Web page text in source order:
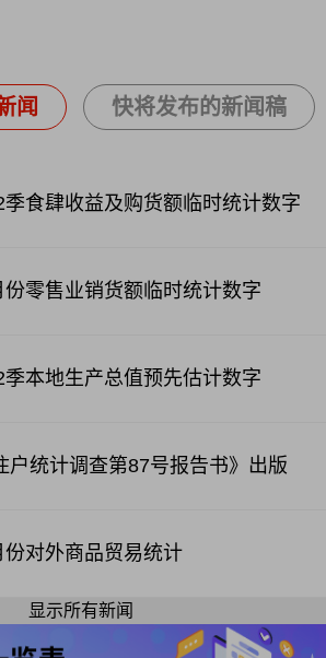
闻 快将发布的新闻稿
季食肆收益及购货额临时统计数字
份零售业销货额临时统计数字
季本地生产总值预先估计数字
户统计调查第87号报告书》出版
份对外商品贸易统计
显示所有新闻